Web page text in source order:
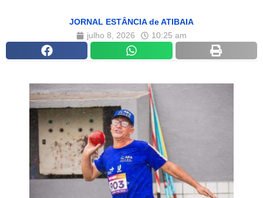
JORNAL ESTÂNCIA de ATIBAIA
julho 8, 2026
10:25 am